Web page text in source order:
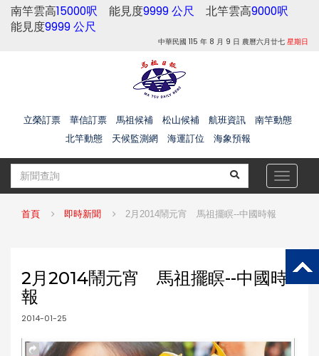
南竿雲高15000呎 能見度9999 公尺 北竿雲高9000呎
能見度9999 公尺
中華民國 115 年 8 月 9 日 農曆六月廿七 星期日
立榮訂票 華信訂票 馬祖候補 松山候補 航班資訊
南竿動態
北竿動態
天候監測網 海運訂位 海象預報
Toggle
首頁 即時新聞 2月2014鬧元宵 馬祖擺瞑--中國時報
2月2014鬧元宵 馬祖擺瞑--中國時
報
2014-01-25